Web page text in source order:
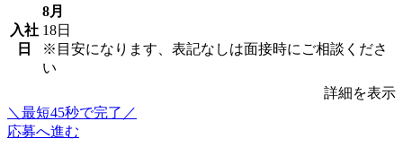
入社
日
8月
18日
※目安になります、表記なしは面接時にご相談くださ
い
詳細を表示
＼最短45秒で完了／
応募へ進む